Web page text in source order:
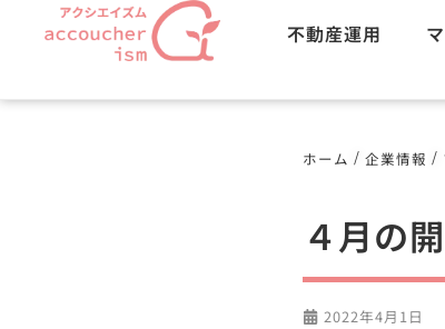
不動産運用
ホーム / 企業情報 /
４月の
2022年4月1日